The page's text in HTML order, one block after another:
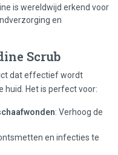
is wereldwijd erkend voor
en
Scrub
dat effectief wordt
huid. Het is perfect voor:
: Verhoog de
en infecties te